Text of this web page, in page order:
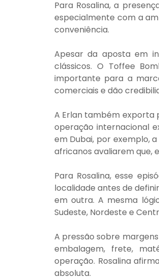
Para Rosalina, a
especialmente com a
conveniência.
Apesar da aposta em
clássicos. O Toffee
importante para a
comerciais e dão
A Erlan também exporta
operação internacional
em Dubai, por exemplo,
africanos avaliarem que,
Para Rosalina, esse
localidade antes de
em outra. A mesma
Sudeste, Nordeste e
A pressão sobre
embalagem, frete,
operação. Rosalina
absoluta.